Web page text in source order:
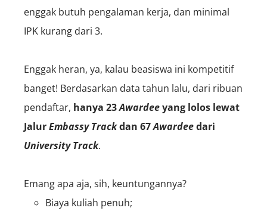
enggak butuh pengalaman kerja, dan minimal
IPK kurang dari 3.
Enggak heran, ya, kalau beasiswa ini kompetitif
banget! Berdasarkan data tahun lalu, dari ribuan
pendaftar, hanya 23Awardeeyang lolos lewat
JalurEmbassy Trackdan 67Awardeedari
University Track.
Emang apa aja, sih, keuntungannya?
Biaya kuliah penuh;